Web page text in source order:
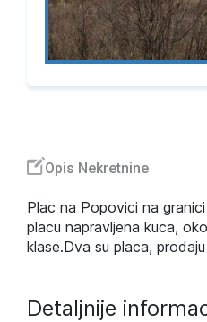
Opis Nekretnine
Plac na Popovici na
placu napravljena kuca,
klase.Dva su placa,
Detaljnije